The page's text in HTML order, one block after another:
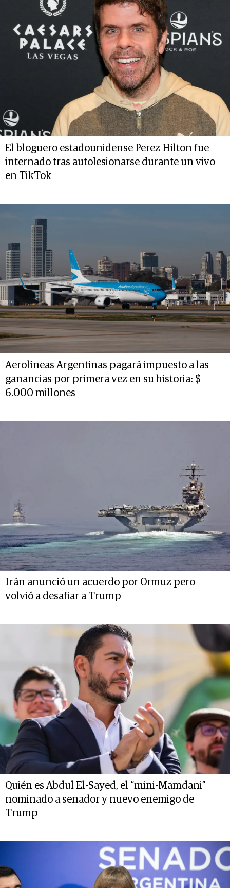
El bloguero estadounidense Perez Hilton fue
internado tras autolesionarse durante un vivo
en TikTok
Aerolíneas Argentinas pagará impuesto a las
ganancias por primera vez en su historia: $
6.000 millones
Irán anunció un acuerdo por Ormuz pero
volvió a desafiar a Trump
Quién es Abdul El-Sayed, el “mini-Mamdani”
nominado a senador y nuevo enemigo de
Trump